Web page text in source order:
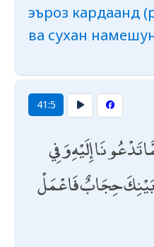
эъроз кардаанд
ва сухан
41:5
تَدْعُونَا إِلَيْهِ وَفِي
حِجَابٌ فَاعْمَلْ